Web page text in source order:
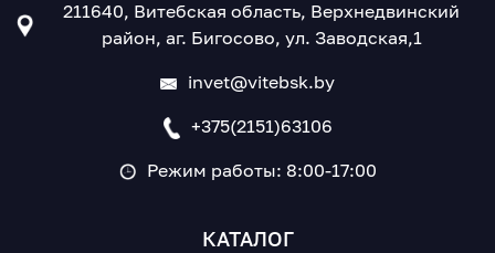
211640, Витебская область, Верхнедвинский
район, аг. Бигосово, ул. Заводская,1
invet@vitebsk.by
+375(2151)63106
Режим работы: 8:00-17:00
КАТАЛОГ